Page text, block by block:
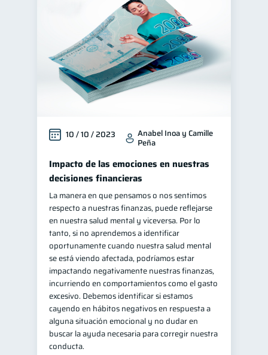
10 / 10 / 2023 Anabel Inoa y Camille
Peña
Impacto de las emociones en nuestras
decisiones financieras
La manera en que pensamos o nos sentimos
respecto a nuestras finanzas, puede reflejarse
en nuestra salud mental y viceversa. Por lo
tanto, si no aprendemos a identificar
oportunamente cuando nuestra salud mental
se está viendo afectada, podríamos estar
impactando negativamente nuestras finanzas,
incurriendo en comportamientos como el gasto
excesivo. Debemos identificar si estamos
cayendo en hábitos negativos en respuesta a
alguna situación emocional y no dudar en
buscar la ayuda necesaria para corregir nuestra
conducta.